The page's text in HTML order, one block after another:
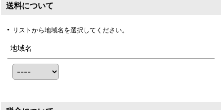
送料について
リストから地域名を選択してください。
地域名